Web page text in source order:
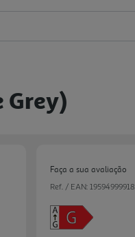
Grey)
Faça a sua avaliação
Ref. / EAN: